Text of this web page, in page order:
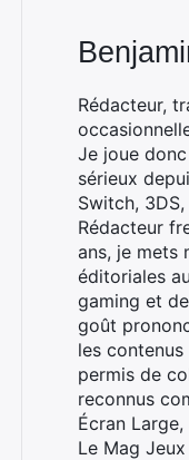
Rédacteur,
Je joue
sérieux
Switch,
Rédacteur
ans, je mets
éditoriales
gaming et
goût
les contenus
permis de
reconnus
Écran
Le Mag